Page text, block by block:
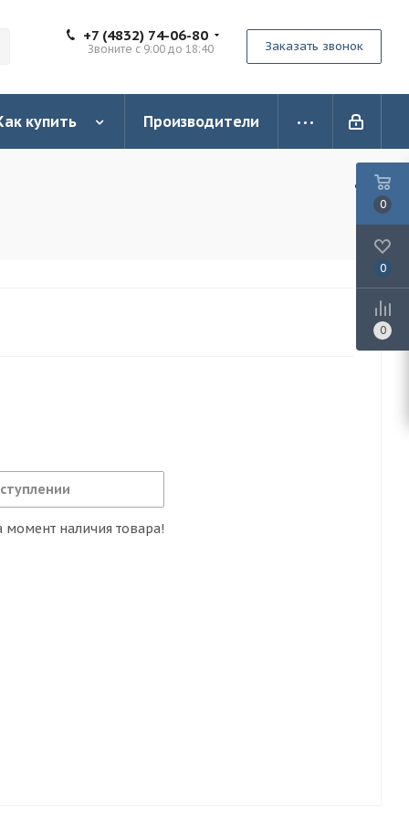
+7 (4832) 74-06-80
Звоните с 9:00 до 18:40 Заказать звонок
купить Производители
момент наличия товара!
0
0
0